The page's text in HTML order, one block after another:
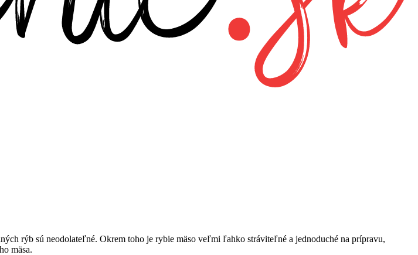
rýb sú neodolateľné. Okrem toho je rybie mäso veľmi ľahko stráviteľné a jednoduché na prípravu,
mäsa.